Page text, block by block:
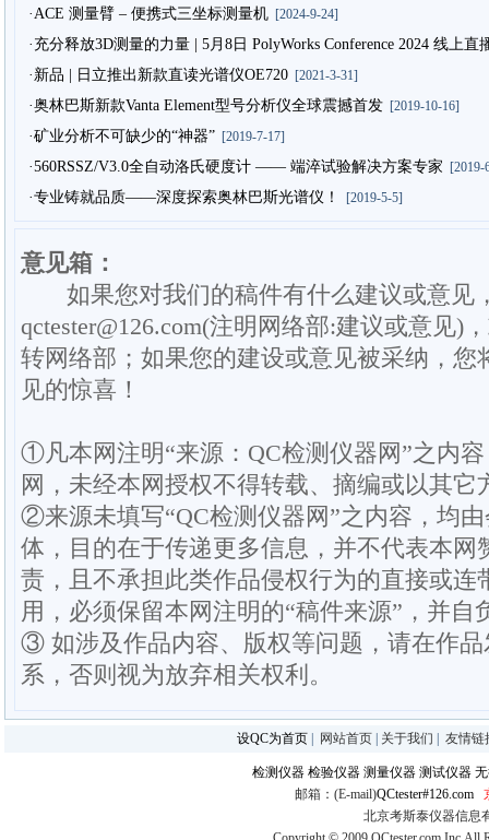
·ACE 测量臂 – 便携式三坐标测量机[2024-9-24]
·充分释放3D测量的力量 | 5月8日 PolyWorks Conference 2024 线上
·新品 | 日立推出新款直读光谱仪OE720[2021-3-31]
·奥林巴斯新款Vanta Element型号分析仪全球震撼首发[2019-10-16]
·矿业分析不可缺少的“神器”[2019-7-17]
·560RSSZ/V3.0全自动洛氏硬度计 —— 端淬试验解决方案专家 [2019-
·专业铸就品质——深度探索奥林巴斯光谱仪！ [2019-5-5]
意见箱：
如果您对我们的稿件有什么建议或意见
qctester@126.com(注明网络部:建议或意见)
转网络部；如果您的建设或意见被采纳，您
见的惊喜！
①凡本网注明“来源：QC检测仪器网”之内
网，未经本网授权不得转载、摘编或以其它
②来源未填写“QC检测仪器网”之内容，均
体，目的在于传递更多信息，并不代表本网
责，且不承担此类作品侵权行为的直接或连
用，必须保留本网注明的“稿件来源”，并自
③ 如涉及作品内容、版权等问题，请在作
系，否则视为放弃相关权利。
设QC为首页 网站首页 关于我们 友情链
检测仪器 检验仪器 测量仪器 测试仪器
邮箱：(E-mail)QCtester#126.com
北京考斯泰仪器信息